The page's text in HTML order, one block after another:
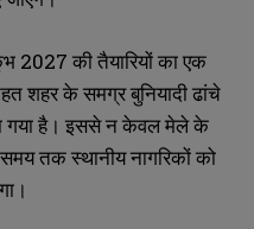
2027 की तैयारियों का एक
शहर के समग्र बुनियादी ढांचे
गया है। इससे न केवल मेले के
समय तक स्थानीय नागरिकों को